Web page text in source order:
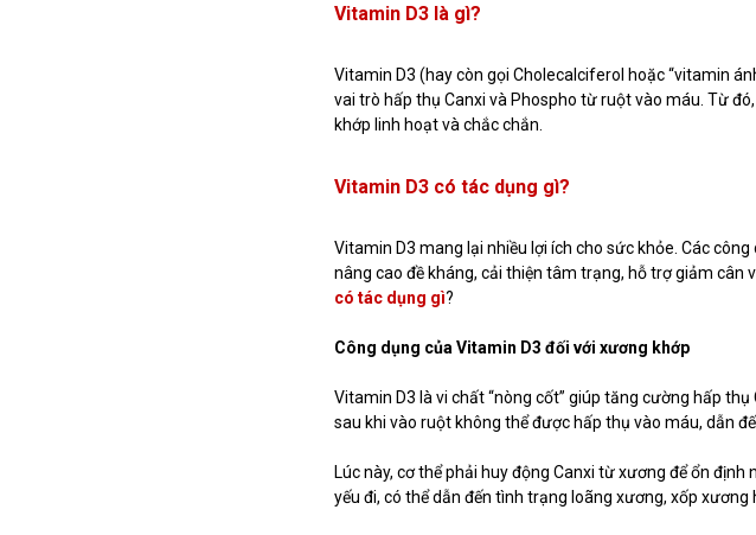
Vitamin D3 là gì?
Vitamin D3 (hay còn gọi Cholecalciferol hoặc “vitamin
vai trò hấp thụ Canxi và Phospho từ ruột vào máu. Từ
khớp linh hoạt và chắc chắn.
Vitamin D3 có tác dụng gì?
Vitamin D3 mang lại nhiều lợi ích cho sức khỏe. Các
nâng cao đề kháng, cải thiện tâm trạng, hỗ trợ giảm cân
có tác dụng gì?
Công dụng của Vitamin D3 đối với xương khớp
Vitamin D3 là vi chất “nòng cốt” giúp tăng cường hấp
sau khi vào ruột không thể được hấp thụ vào máu, dẫn
Lúc này, cơ thể phải huy động Canxi từ xương để ổn
yếu đi, có thể dẫn đến tình trạng loãng xương, xốp xương